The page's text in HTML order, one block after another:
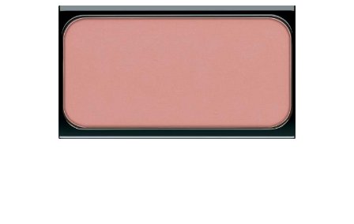
Макияж на узкий разрез
Брови для азиатских